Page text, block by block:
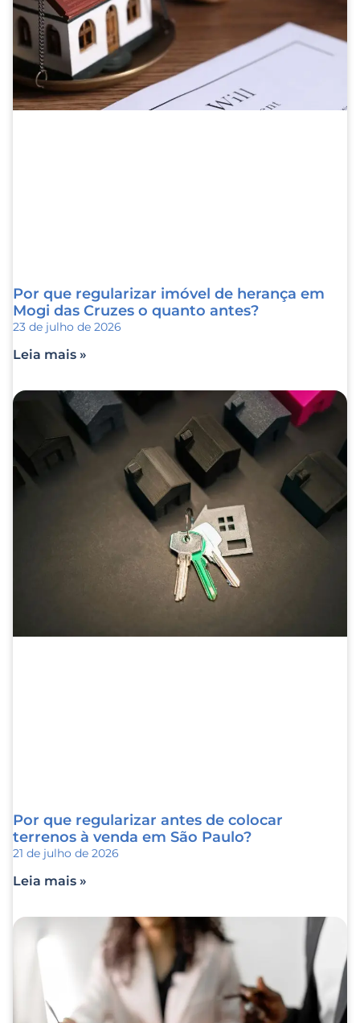
Por que regularizar imóvel de herança em
Mogi das Cruzes o quanto antes?
23 de julho de 2026
Leia mais »
Por que regularizar antes de colocar
terrenos à venda em São Paulo?
21 de julho de 2026
Leia mais »